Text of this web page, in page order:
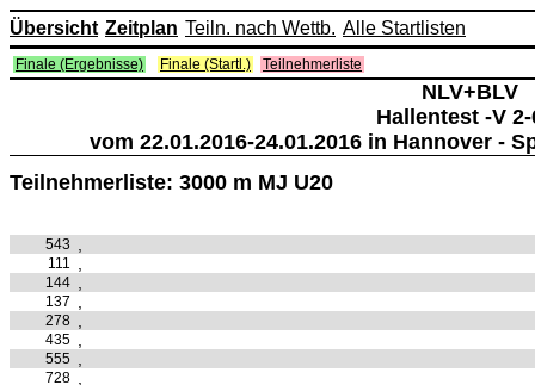
Übersicht Zeitplan Teiln. nach Wettb. Alle Startlisten
Finale (Ergebnisse) Finale (Startl.) Teilnehmerliste
NLV+BLV
Hallentest -V 2-
vom 22.01.2016-24.01.2016 in Hannover -
Teilnehmerliste: 3000 m MJ U20
543
111
144
137
278
435
555
728